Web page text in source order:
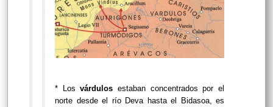
* Losvárdulos estaban concentrados por el
norte desde el río Deva hasta el Bidasoa, es